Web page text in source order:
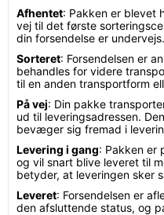
Afhentet: Pakken er blevet
vej til det første
din forsendelse er undervejs.
Sorteret: Forsendelsen er
behandles for videre
til en anden transportform
På vej: Din pakke
ud til leveringsadressen.
bevæger sig fremad i
Levering i gang: Pakken er
og vil snart blive leveret til
betyder, at leveringen sker
Leveret: Forsendelsen er
den afsluttende status, og